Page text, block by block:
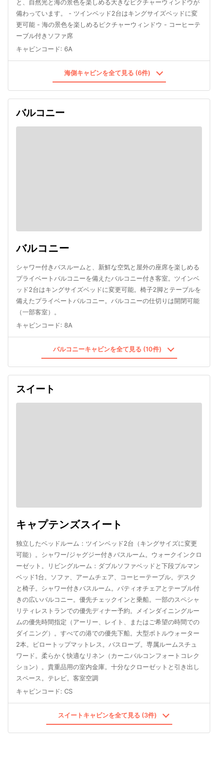
と、自然光と海の景色を楽しめる大きなピクチャーウィンドウが
備わっています。 - ツインベッド2台はキングサイズベッドに変
更可能 - 海の景色を楽しめるピクチャーウィンドウ - コーヒーテ
ーブル付きソファ席
キャビンコード: 6A
海側キャビンを全て見る (6件)
バルコニー
バルコニー
シャワー付きバスルームと、新鮮な空気と屋外の座席を楽しめる
プライベートバルコニーを備えたバルコニー付き客室。ツインベ
ッド2台はキングサイズベッドに変更可能。椅子2脚とテーブルを
備えたプライベートバルコニー。バルコニーの仕切りは開閉可能
（一部客室）。
キャビンコード: 8A
バルコニーキャビンを全て見る (10件)
スイート
キャプテンズスイート
独立したベッドルーム：ツインベッド2台（キングサイズに変更
可能）。シャワー/ジャグジー付きバスルーム。ウォークインクロ
ーゼット。リビングルーム：ダブルソファベッドと下段プルマン
ベッド1台。ソファ、アームチェア、コーヒーテーブル。デスク
と椅子。シャワー付きバスルーム。パティオチェアとテーブル付
きの広いバルコニー。優先チェックインと乗船。一部のスペシャ
リティレストランでの優先ディナー予約。メインダイニングルー
ムの優先時間指定（アーリー、レイト、またはご希望の時間での
ダイニング）。すべての港での優先下船。大型ボトルウォーター
2本。ピロートップマットレス。バスローブ。専属ルームスチュ
ワード。柔らかく快適なリネン（カーニバルコンフォートコレク
ション）。貴重品用の室内金庫。十分なクローゼットと引き出し
スペース。テレビ。客室空調
キャビンコード: CS
スイートキャビンを全て見る (3件)